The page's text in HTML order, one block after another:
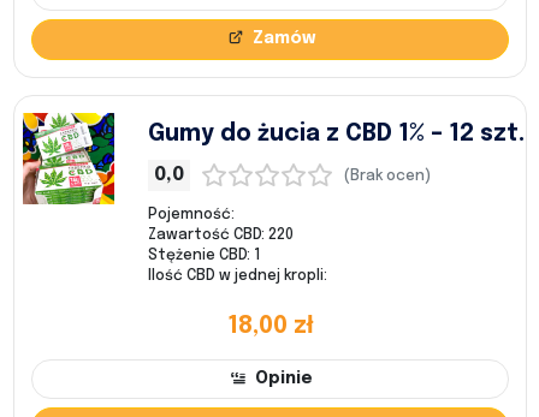
Zamów
Gumy do żucia z CBD 1% – 12 szt.
0,0 (Brak ocen)
Pojemność:
Zawartość CBD: 220
Stężenie CBD: 1
Ilość CBD w jednej kropli:
18,00 zł
Opinie